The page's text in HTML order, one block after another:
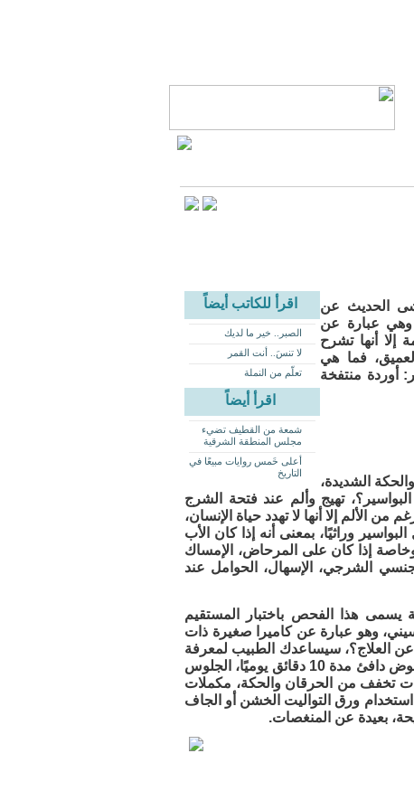
اقرأ للكاتب أيضاً
الصبر.. خير ما لديك
لا تنسَ.. أنت القمر
تعلّم من النملة
اقرأ أيضاً
شمعة من القطيف تضيء
مجلس المنطقة الشرقية
أعلى خَمس روايات مبيعًا في
التاريخ
الحديث عن
وهي عبارة عن
أنها تشرح
فما هي
أوردة منتفخة
الشديدة،
تهيج وألم عند فتحة الشرج
الألم إلا أنها لا تهدد حياة الإنسان،
وراثيًا، بمعنى أنه إذا كان الأب
وخاصة إذا كان على المرحاض، الإمساك
الشرجي، الإسهال، الحوامل عند
يسمى هذا الفحص باختبار المستقيم
وهو عبارة عن كاميرا صغيرة ذات
عن العلاج؟، سيساعدك الطبيب لمعرفة
العلاج الآمن، كما أن هناك عدة خطوات منزلية تساهم في الحل، منها الانتقاع في حوض دافئ مدة 10 دقائق يوميًا، الجلوس
تخفف من الحرقان والحكة، مكملات
استخدام ورق التواليت الخشن أو الجاف
بعيدة عن المنغصات.